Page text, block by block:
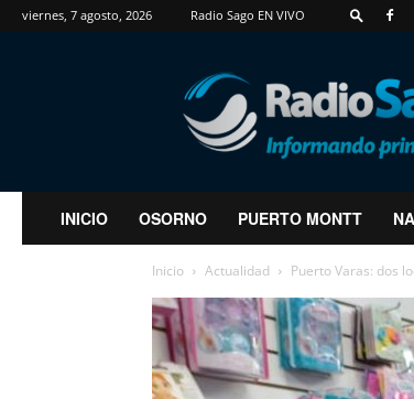
viernes, 7 agosto, 2026 Radio Sago EN VIVO
RadioSago
INICIO OSORNO PUERTO MONTT
Inicio Actualidad Puerto Varas: dos